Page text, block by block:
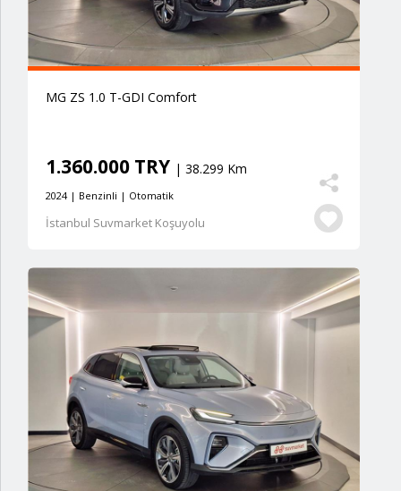
MG ZS 1.0 T-GDI Comfort
1.360.000 TRY | 38.299 Km
2024 | Benzinli | Otomatik
İstanbul Suvmarket Koşuyolu